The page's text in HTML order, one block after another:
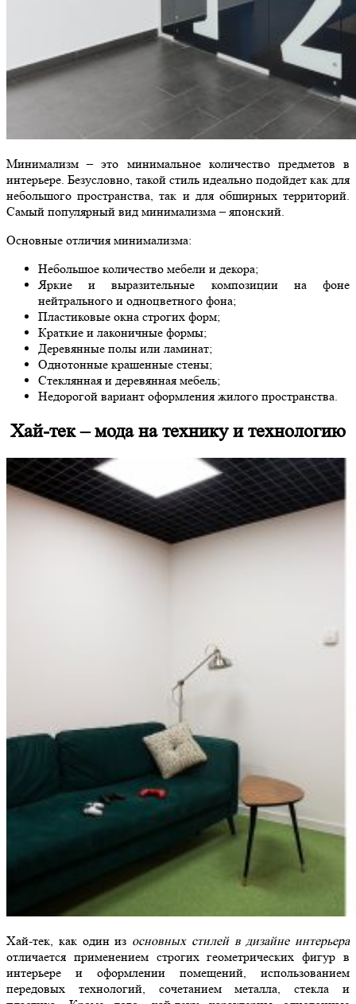
Минимализм – это минимальное количество предметов в
интерьере. Безусловно, такой стиль идеально подойдет как для
небольшого пространства, так и для обширных территорий.
Самый популярный вид минимализма – японский.
Основные отличия минимализма:
Небольшое количество мебели и декора;
Яркие и выразительные композиции на фоне
нейтрального и одноцветного фона;
Пластиковые окна строгих форм;
Краткие и лаконичные формы;
Деревянные полы или ламинат;
Однотонные крашенные стены;
Стеклянная и деревянная мебель;
Недорогой вариант оформления жилого пространства.
Хай-тек – мода на технику и технологию
Хай-тек, как один из основных стилей в дизайне интерьера
отличается применением строгих геометрических фигур в
интерьере и оформлении помещений, использованием
передовых технологий, сочетанием металла, стекла и